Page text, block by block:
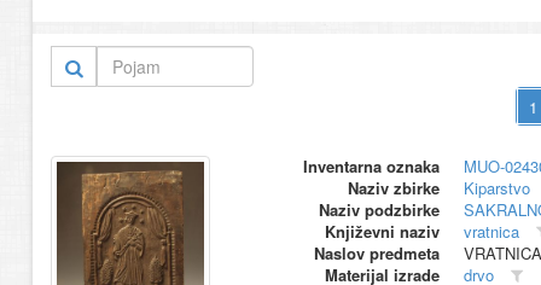
Inventarna oznaka
MUO-
Naziv zbirke
Kiparstvo
Naziv podzbirke
Književni naziv
vratnica
Naslov predmeta
Materijal izrade
drvo